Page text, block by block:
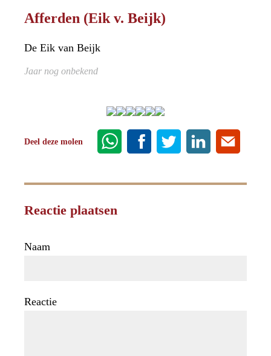
Afferden (Eik v. Beijk)
De Eik van Beijk
Jaar nog onbekend
Deel deze molen
Reactie plaatsen
Naam
Reactie